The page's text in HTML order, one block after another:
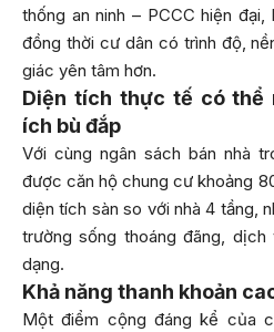
thống an ninh – PCCC hiện
đồng thời cư dân có trình độ,
giác yên tâm hơn.
Diện tích thực tế có thể
ích bù đắp
Với cùng ngân sách bán nhà
được căn hộ chung cư khoảng
diện tích sàn so với nhà 4 tầng,
trường sống thoáng đãng,
dạng.
Khả năng thanh khoản
Một điểm cộng đáng kể của